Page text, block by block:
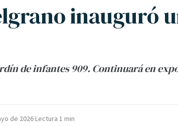
inauguró
de infantes 909. Continuará en
de 2026·Lectura 1 min